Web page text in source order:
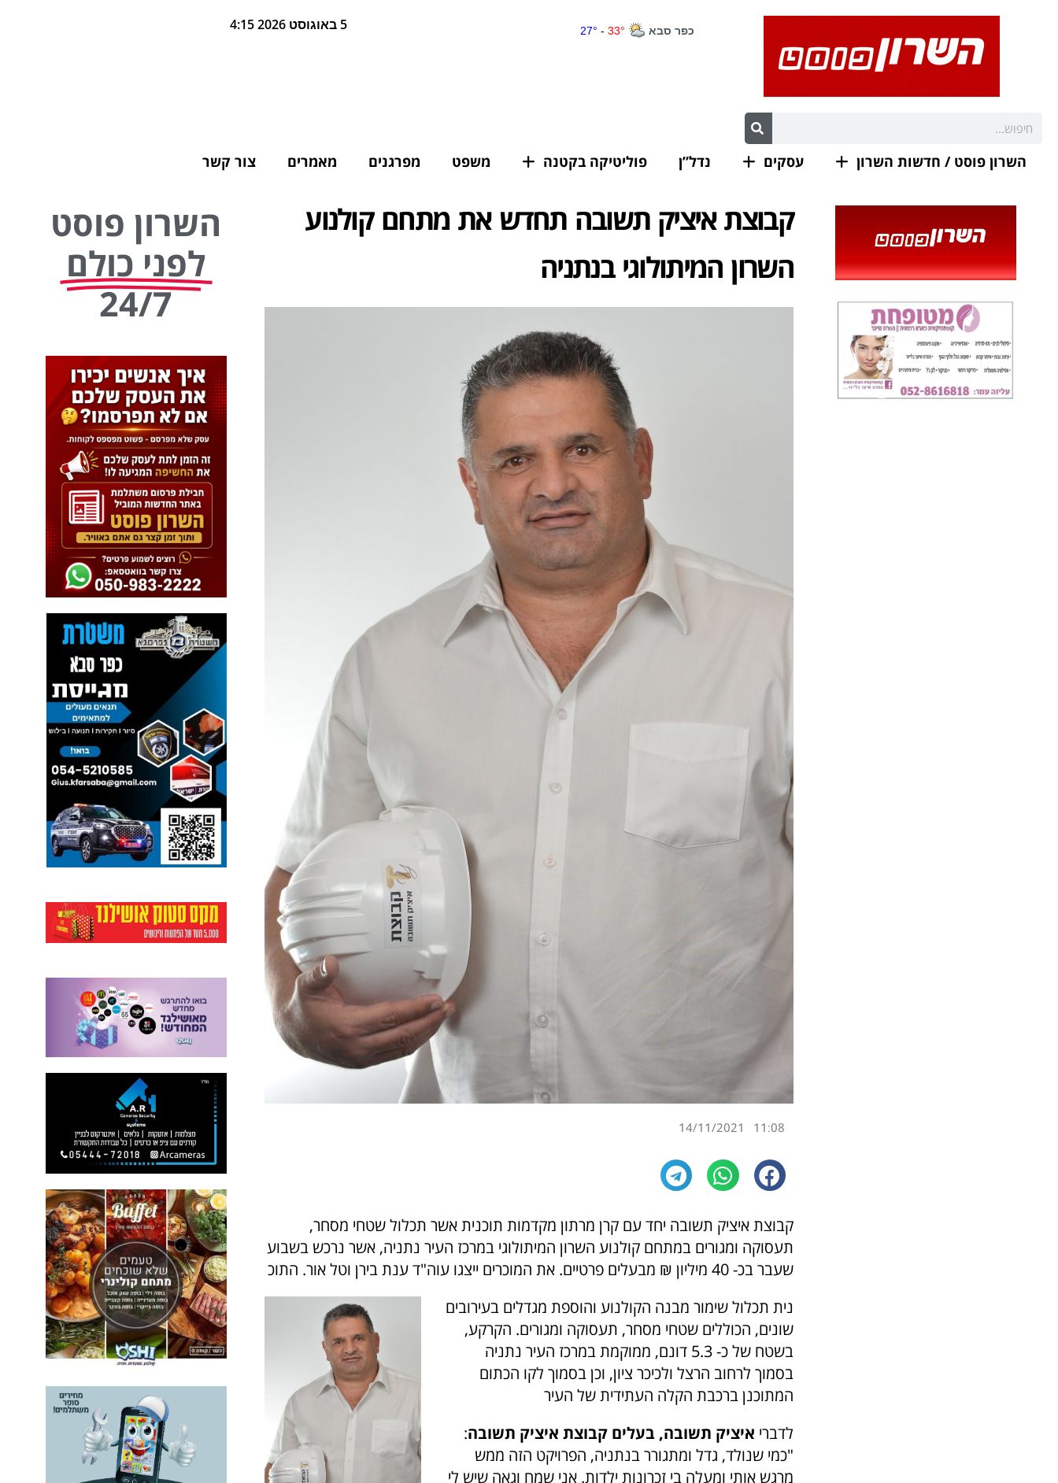
5 באוגוסט 2026 4:15
השרון פוסט / חדשות השרון עסקים נדל”ן פוליטיקה בקטנה משפט מפרגנים מאמרים צור קשר
קבוצת איציק תשובה תחדש את מתחם קולנוע
השרון המיתולוגי בנתניה
11:08
14/11/2021
קבוצת איציק תשובה יחד עם קרן מרתון מקדמות תוכנית אשר תכלול שטחי מסחר,
תעסוקה ומגורים במתחם קולנוע השרון המיתולוגי במרכז העיר נתניה, אשר נרכש בשבוע
שעבר בכ- 40 מיליון ₪ מבעלים פרטיים. את המוכרים ייצגו עוה"ד ענת בירן וטל אור. התוכ
נית תכלול שימור מבנה הקולנוע והוספת מגדלים בעירובים
שונים, הכוללים שטחי מסחר, תעסוקה ומגורים. הקרקע,
בשטח של כ- 5.3 דונם, ממוקמת במרכז העיר נתניה
בסמוך לרחוב הרצל ולכיכר ציון, וכן בסמוך לקו הכתום
המתוכנן ברכבת הקלה העתידית של העיר
לדברי איציק תשובה, בעלים קבוצת איציק תשובה:
"כמי שנולד, גדל ומתגורר בנתניה, הפרויקט הזה ממש
מרגש אותי ומעלה בי זכרונות ילדות. אני שמח וגאה שיש לי
השרון פוסט
לפני כולם
24/7